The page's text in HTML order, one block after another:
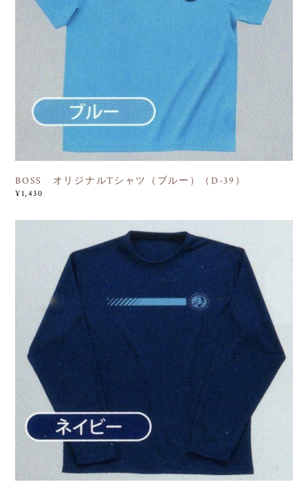
BOSS オリジナルTシャツ（ブルー）（D-39）
¥1,430